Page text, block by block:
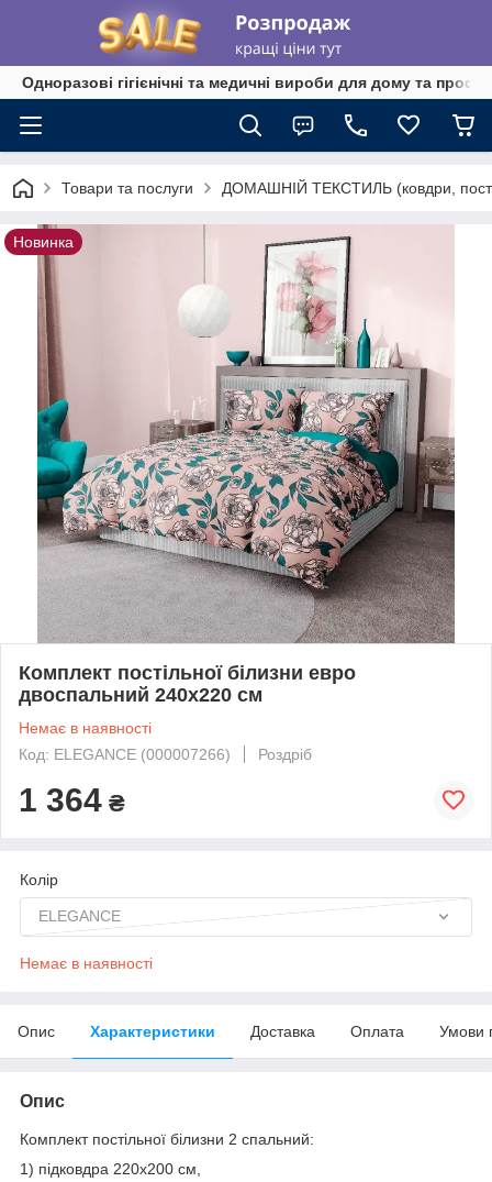
Одноразові гігієнічні та медичні вироби для дому та
Товари та послуги ДОМАШНІЙ ТЕКСТИЛЬ (ковдри,
Новинка
Комплект постільної білизни евро
двоспальний 240х220 см
Немає в наявності
Код: ELEGANCE (000007266)
Роздріб
1 364 ₴
Колір
ELEGANCE
Немає в наявності
Опис Характеристики Доставка Оплата Умови
Опис
Комплект постільної білизни 2 спальний:
1) підковдра 220х200 см,